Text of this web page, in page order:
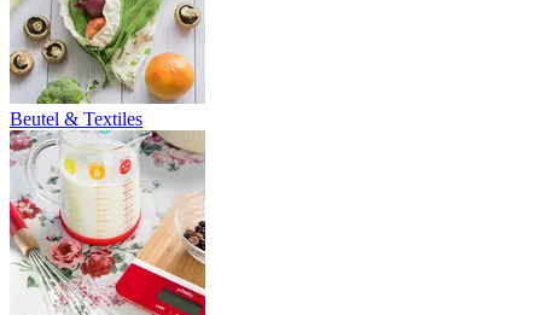
Beutel & Textiles